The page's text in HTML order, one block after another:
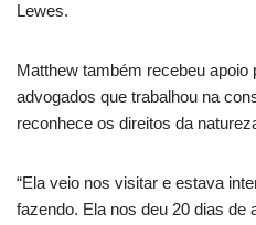
Lewes.
Matthew também recebeu apoio
advogados que trabalhou na
reconhece os direitos da
“Ela veio nos visitar e estava
fazendo. Ela nos deu 20 dias de